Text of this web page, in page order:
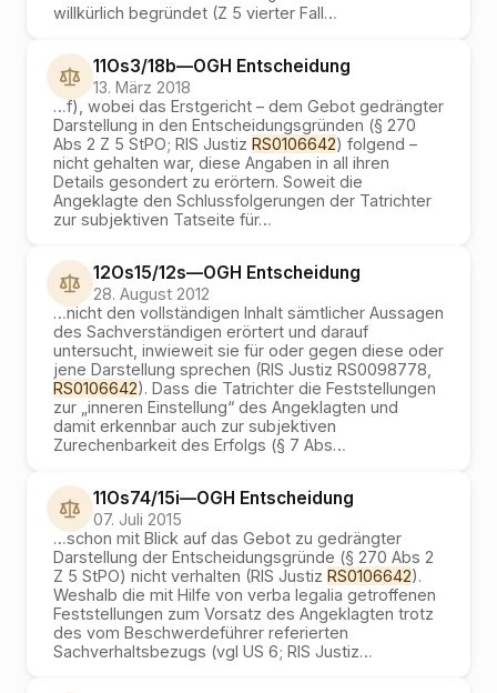
willkürlich begründet (Z 5 vierter Fall…
11Os3/18b—OGH Entscheidung
13. März 2018
…f), wobei das Erstgericht – dem Gebot gedrängter
Darstellung in den Entscheidungsgründen (§ 270
Abs 2 Z 5 StPO; RIS Justiz RS0106642) folgend –
nicht gehalten war, diese Angaben in all ihren
Details gesondert zu erörtern. Soweit die
Angeklagte den Schlussfolgerungen der Tatrichter
zur subjektiven Tatseite für…
12Os15/12s—OGH Entscheidung
28. August 2012
…nicht den vollständigen Inhalt sämtlicher Aussagen
des Sachverständigen erörtert und darauf
untersucht, inwieweit sie für oder gegen diese oder
jene Darstellung sprechen (RIS Justiz RS0098778,
RS0106642). Dass die Tatrichter die Feststellungen
zur „inneren Einstellung“ des Angeklagten und
damit erkennbar auch zur subjektiven
Zurechenbarkeit des Erfolgs (§ 7 Abs…
11Os74/15i—OGH Entscheidung
07. Juli 2015
…schon mit Blick auf das Gebot zu gedrängter
Darstellung der Entscheidungsgründe (§ 270 Abs 2
Z 5 StPO) nicht verhalten (RIS Justiz RS0106642).
Weshalb die mit Hilfe von verba legalia getroffenen
Feststellungen zum Vorsatz des Angeklagten trotz
des vom Beschwerdeführer referierten
Sachverhaltsbezugs (vgl US 6; RIS Justiz…